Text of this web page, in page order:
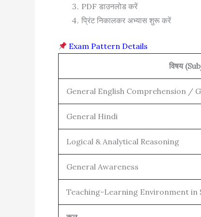
PDF डाउनलोड करें
प्रिंट निकालकर अभ्यास शुरू करें
Exam Pattern Details
विषय
General English Comprehension /
General Hindi
Logical & Analytical Reasoning
General Awareness
Teaching-Learning Environment in